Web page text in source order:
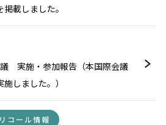
載しました。
実施・参加報告（本国際会議
しました。）
コール情報